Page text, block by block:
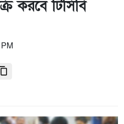
করবে টিসিবি